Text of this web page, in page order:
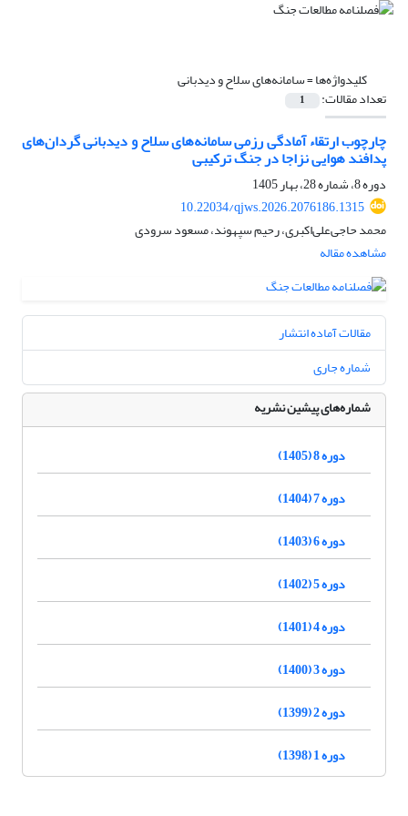
کلیدواژه‌ها =سامانه‌های سلاح و دیدبانی
تعداد مقالات: 1
چارچوب ارتقاء آمادگی رزمی سامانه‌های سلاح و دیدبانی گردان‌های
پدافند هوایی نزاجا در جنگ ترکیبی
دوره 8، شماره 28، بهار 1405
10.22034/qjws.2026.2076186.1315
محمد حاجی‌علی‌اکبری، رحیم سپهوند، مسعود سرودی
مشاهده مقاله
مقالات آماده انتشار
شماره جاری
شماره‌های پیشین نشریه
دوره 8 (1405)
دوره 7 (1404)
دوره 6 (1403)
دوره 5 (1402)
دوره 4 (1401)
دوره 3 (1400)
دوره 2 (1399)
دوره 1 (1398)